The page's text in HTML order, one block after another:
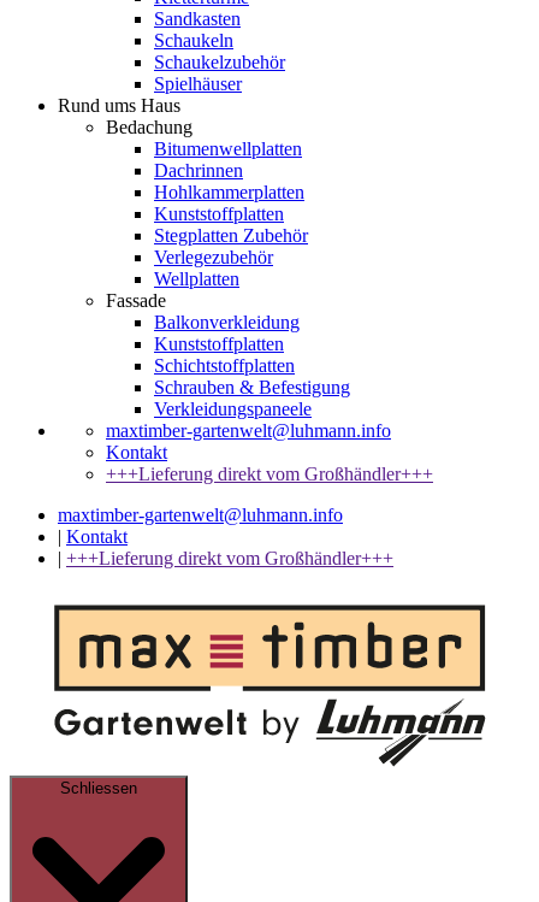
Sandkasten
Schaukeln
Schaukelzubehör
Spielhäuser
Rund ums Haus
Bedachung
Bitumenwellplatten
Dachrinnen
Hohlkammerplatten
Kunststoffplatten
Stegplatten Zubehör
Verlegezubehör
Wellplatten
Fassade
Balkonverkleidung
Kunststoffplatten
Schichtstoffplatten
Schrauben & Befestigung
Verkleidungspaneele
maxtimber-gartenwelt@luhmann.info
Kontakt
+++Lieferung direkt vom Großhändler+++
maxtimber-gartenwelt@luhmann.info
| Kontakt
| +++Lieferung direkt vom Großhändler+++
Schliessen